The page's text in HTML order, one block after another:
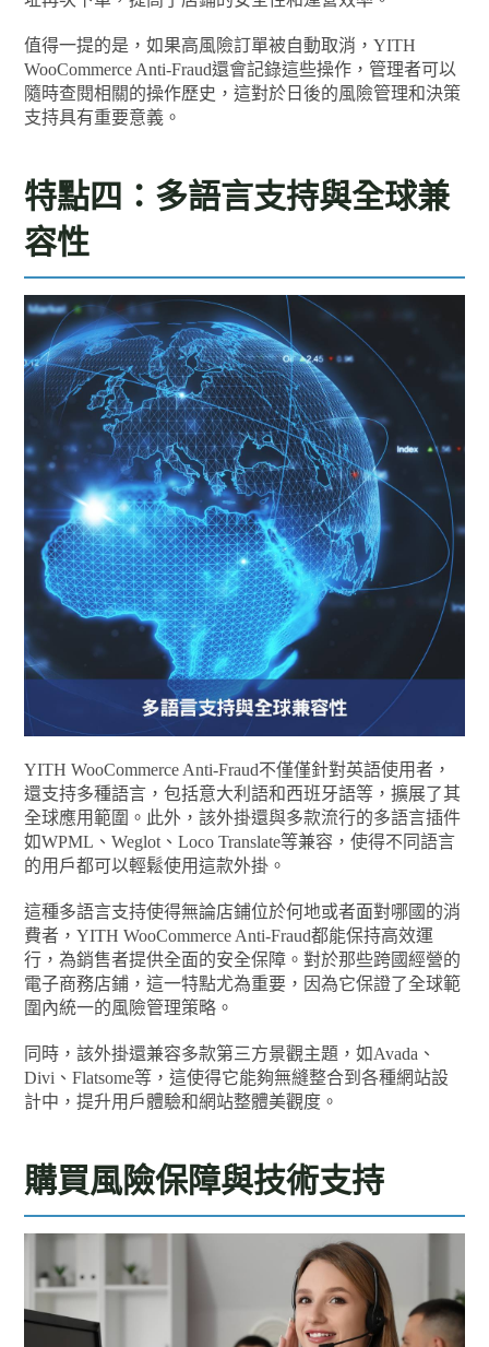
值得一提的是，如果高風險訂單被自動取消，YITH
WooCommerce Anti-Fraud還會記錄這些操作，管理者可以
隨時查閱相關的操作歷史，這對於日後的風險管理和決策
支持具有重要意義。
特點四：多語言支持與全球兼
容性
YITH WooCommerce Anti-Fraud不僅僅針對英語使用者，
還支持多種語言，包括意大利語和西班牙語等，擴展了其
全球應用範圍。此外，該外掛還與多款流行的多語言插件
如WPML、Weglot、Loco Translate等兼容，使得不同語言
的用戶都可以輕鬆使用這款外掛。
這種多語言支持使得無論店鋪位於何地或者面對哪國的消
費者，YITH WooCommerce Anti-Fraud都能保持高效運
行，為銷售者提供全面的安全保障。對於那些跨國經營的
電子商務店鋪，這一特點尤為重要，因為它保證了全球範
圍內統一的風險管理策略。
同時，該外掛還兼容多款第三方景觀主題，如Avada、
Divi、Flatsome等，這使得它能夠無縫整合到各種網站設
計中，提升用戶體驗和網站整體美觀度。
購買風險保障與技術支持